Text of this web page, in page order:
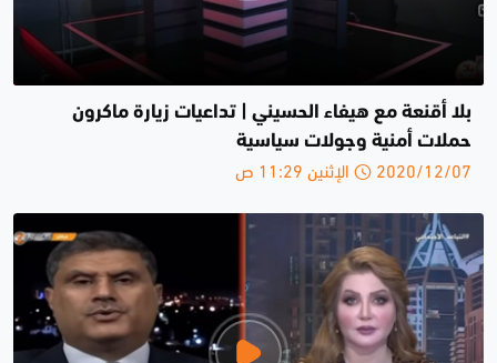
بلا أقنعة مع هيفاء الحسيني | تداعيات زيارة ماكرون
حملات أمنية وجولات سياسية
2020/12/07 الإثنين 11:29 ص